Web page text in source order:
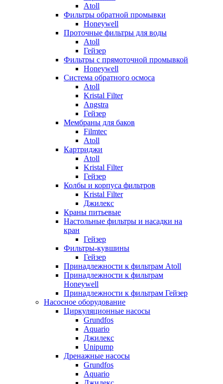
Atoll
Фильтры обратной промывки
Honeywell
Проточные фильтры для воды
Atoll
Гейзер
Фильтры с прямоточной промывкой
Honeywell
Система обратного осмоса
Atoll
Kristal Filter
Angstra
Гейзер
Мембраны для баков
Filmtec
Atoll
Картриджи
Atoll
Kristal Filter
Гейзер
Колбы и корпуса фильтров
Kristal Filter
Джилекс
Краны питьевые
Настольные фильтры и насадки на
кран
Гейзер
Фильтры-кувшины
Гейзер
Принадлежности к фильтрам Atoll
Принадлежности к фильтрам
Honeywell
Принадлежности к фильтрам Гейзер
Насосное оборудование
Циркуляционные насосы
Grundfos
Aquario
Джилекс
Unipump
Дренажные насосы
Grundfos
Aquario